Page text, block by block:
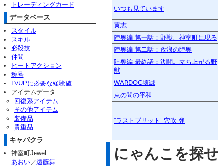
いつも見ています
黄志
陸奥編 第一話：野獣、神室町に現る
陸奥編 第二話：放浪の陸奥
陸奥編 最終話：決闘。立ち上がる野
獣
WARDOG壊滅
束の間の平和
”ラストブリット” 穴吹 弾
にゃんこを探
トレーディングカード
データベース
スタイル
スキル
必殺技
仲間
ヒートアクション
称号
LVUPに必要な経験値
アイテムデータ
回復系アイテム
その他アイテム
装備品
貴重品
キャバクラ
神室町Jewel
あおい／遠藤舞